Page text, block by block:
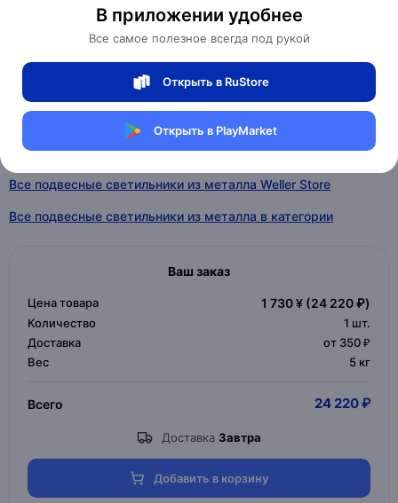
В приложении удобнее
Все самое полезное всегда под рукой
Открыть в RuStore
Открыть в PlayMarket
Посмотреть все
Индивидуальные параметры
Полезные ссылки
Все товары Weller Store
Все подвесные светильники из металла Weller Store
Все подвесные светильники из металла в категории
Ваш заказ
Цена товара 1 730 ¥ (24 220 ₽)
Количество 1 шт.
Доставка
от 350 ₽
Вес
5 кг
Всего 24 220 ₽
Доставка Завтра
Добавить в корзину